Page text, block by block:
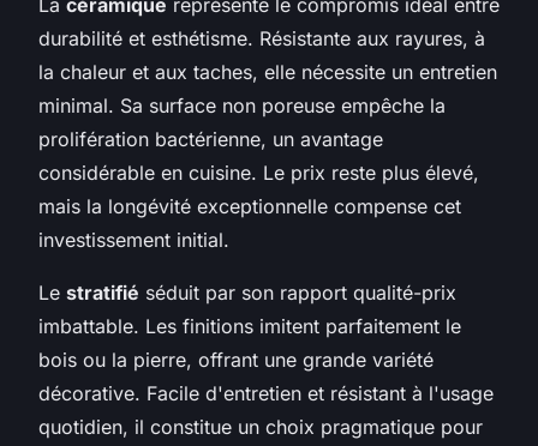
durabilité et esthétisme. Résistante aux rayures, à
la chaleur et aux taches, elle nécessite un entretien
minimal. Sa surface non poreuse empêche la
prolifération bactérienne, un avantage
considérable en cuisine. Le prix reste plus élevé,
mais la longévité exceptionnelle compense cet
investissement initial.
Le stratifié séduit par son rapport qualité-prix
imbattable. Les finitions imitent parfaitement le
bois ou la pierre, offrant une grande variété
décorative. Facile d'entretien et résistant à l'usage
quotidien, il constitue un choix pragmatique pour